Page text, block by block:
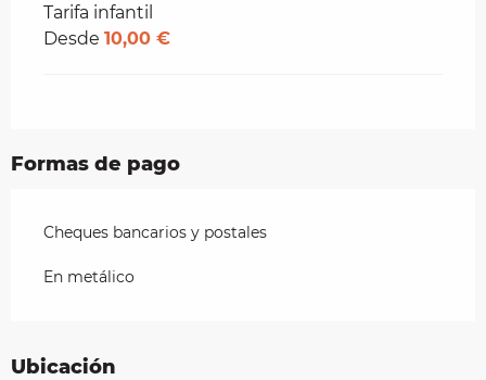
Tarifa infantil
Desde 10,00 €
Formas de pago
Cheques bancarios y postales
En metálico
Ubicación